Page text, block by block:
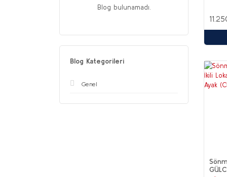
Blog bulunamadı.
Blog Kategorileri
Genel